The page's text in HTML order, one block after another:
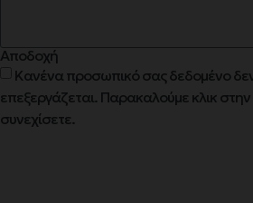
Αποδοχή
Κανένα προσωπικό σας δεδομένο δεν
επεξεργάζεται. Παρακαλούμε κλικ
συνεχίσετε.